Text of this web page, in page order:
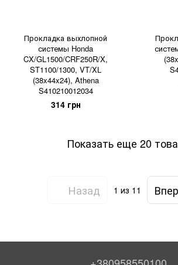
Прокладка выхлопной
системы Honda
CX/GL1500/CRF250R/X,
ST1100/1300, VT/XL
(38x44x24), Athena
S410210012034
314 грн
Показать еще 20
Назад 1 из 11